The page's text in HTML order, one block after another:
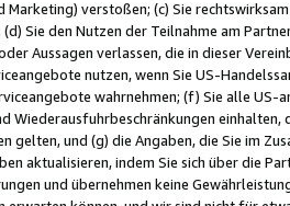
Marketing) verstoßen; (c) Sie
Sie den Nutzen der Teilnahme am
Aussagen verlassen, die in dieser
nutzen, wenn Sie US-
wahrnehmen; (f) Sie alle
Wiederausfuhrbeschränkungen
gelten, und (g) die Angaben, die Sie im
aktualisieren, indem Sie sich über die
und übernehmen keine